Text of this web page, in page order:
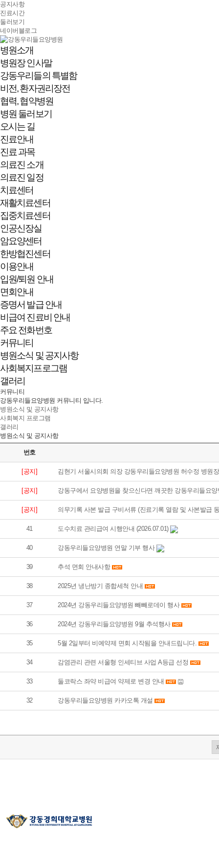
공지사항
진료시간
둘러보기
네이버블로그
병원소개
병원장 인사말
강동우리들의 특별함
비전, 환자권리장전
협력, 협약병원
병원 둘러보기
오시는 길
진료안내
진료 과목
의료진 소개
의료진 일정
치료센터
재활치료센터
집중치료센터
인공신장실
암요양센터
한방협진센터
이용안내
입원/퇴원 안내
면회안내
증명서 발급 안내
비급여 진료비 안내
주요 전화번호
커뮤니티
병원소식 및 공지사항
사회복지프로그램
갤러리
커뮤니티
강동우리들요양병원 커뮤니티 입니다.
병원소식 및 공지사항
사회복지 프로그램
갤러리
병원소식 및 공지사항
번호
[공지] 김현기 서울시의회 의장 강동우리들요양병원 허수정 병원
[공지] 강동구에서 요양병원을 찾으신다면 깨끗한 강동우리들요양
[공지] 의무기록 사본 발급 구비서류 (진료기록 열람 및 사본발급
41 도수치료 관리급여 시행안내 (2026.07.01)
40 강동우리들요양병원 연말 기부 행사
39 추석 면회 안내사항
38 2025년 냉난방기 종합세척 안내
37 2024년 강동우리들요양병원 빼빼로데이 행사
36 2024년 강동우리들요양병원 9월 추석행사
35 5월 2일부터 비예약제 면회 시작됨을 안내드립니다.
34 감염관리 관련 서울형 인세티브 사업 A등급 선정
33 둘코락스 좌약 비급여 약제로 변경 안내
32 강동우리들요양병원 카카오톡 개설